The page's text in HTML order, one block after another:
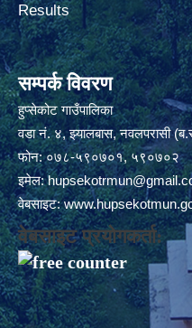
Results
सम्पर्क विवरण
हुप्सेकोट गाउँपालिका
वडा नं. ४, झ्यालबास, नवलपरासी
फोन: ०७८-५९०७०१, ५९०७०२
इमेल:
वेबसाइट:
वेबसाइट प्रयोगकर्ता: